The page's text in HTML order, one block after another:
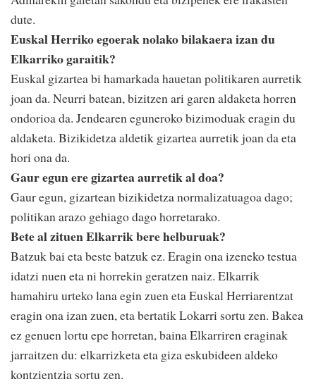
dute.
Euskal Herriko egoerak nolako bilakaera izan du
Elkarriko garaitik?
Euskal gizartea bi hamarkada hauetan politikaren aurretik
joan da. Neurri batean, bizitzen ari garen aldaketa horren
ondorioa da. Jendearen eguneroko bizimoduak eragin du
aldaketa. Bizikidetza aldetik gizartea aurretik joan da eta
hori ona da.
Gaur egun ere gizartea aurretik al doa?
Gaur egun, gizartean bizikidetza normalizatuagoa dago;
politikan arazo gehiago dago horretarako.
Bete al zituen Elkarrik bere helburuak?
Batzuk bai eta beste batzuk ez. Eragin ona izeneko testua
idatzi nuen eta ni horrekin geratzen naiz. Elkarrik
hamahiru urteko lana egin zuen eta Euskal Herriarentzat
eragin ona izan zuen, eta bertatik Lokarri sortu zen. Bakea
ez genuen lortu epe horretan, baina Elkarriren eraginak
jarraitzen du: elkarrizketa eta giza eskubideen aldeko
kontzientzia sortu zen.